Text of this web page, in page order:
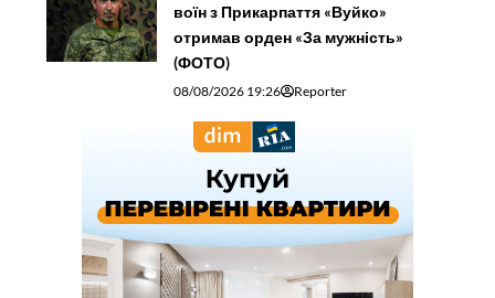
воїн з Прикарпаття «Вуйко»
отримав орден «За мужність»
(ФОТО)
08/08/2026 19:26 Reporter